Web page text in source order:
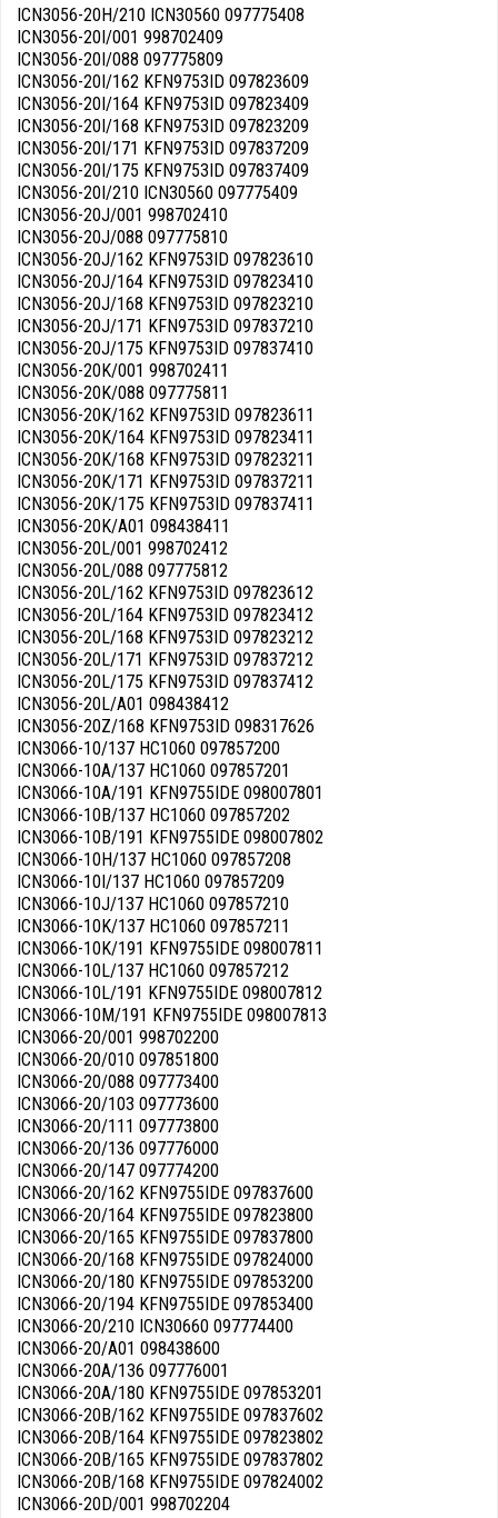
ICN3056-20H/210 ICN30560 097775408
ICN3056-20I/001 998702409
ICN3056-20I/088 097775809
ICN3056-20I/162 KFN9753ID 097823609
ICN3056-20I/164 KFN9753ID 097823409
ICN3056-20I/168 KFN9753ID 097823209
ICN3056-20I/171 KFN9753ID 097837209
ICN3056-20I/175 KFN9753ID 097837409
ICN3056-20I/210 ICN30560 097775409
ICN3056-20J/001 998702410
ICN3056-20J/088 097775810
ICN3056-20J/162 KFN9753ID 097823610
ICN3056-20J/164 KFN9753ID 097823410
ICN3056-20J/168 KFN9753ID 097823210
ICN3056-20J/171 KFN9753ID 097837210
ICN3056-20J/175 KFN9753ID 097837410
ICN3056-20K/001 998702411
ICN3056-20K/088 097775811
ICN3056-20K/162 KFN9753ID 097823611
ICN3056-20K/164 KFN9753ID 097823411
ICN3056-20K/168 KFN9753ID 097823211
ICN3056-20K/171 KFN9753ID 097837211
ICN3056-20K/175 KFN9753ID 097837411
ICN3056-20K/A01 098438411
ICN3056-20L/001 998702412
ICN3056-20L/088 097775812
ICN3056-20L/162 KFN9753ID 097823612
ICN3056-20L/164 KFN9753ID 097823412
ICN3056-20L/168 KFN9753ID 097823212
ICN3056-20L/171 KFN9753ID 097837212
ICN3056-20L/175 KFN9753ID 097837412
ICN3056-20L/A01 098438412
ICN3056-20Z/168 KFN9753ID 098317626
ICN3066-10/137 HC1060 097857200
ICN3066-10A/137 HC1060 097857201
ICN3066-10A/191 KFN9755IDE 098007801
ICN3066-10B/137 HC1060 097857202
ICN3066-10B/191 KFN9755IDE 098007802
ICN3066-10H/137 HC1060 097857208
ICN3066-10I/137 HC1060 097857209
ICN3066-10J/137 HC1060 097857210
ICN3066-10K/137 HC1060 097857211
ICN3066-10K/191 KFN9755IDE 098007811
ICN3066-10L/137 HC1060 097857212
ICN3066-10L/191 KFN9755IDE 098007812
ICN3066-10M/191 KFN9755IDE 098007813
ICN3066-20/001 998702200
ICN3066-20/010 097851800
ICN3066-20/088 097773400
ICN3066-20/103 097773600
ICN3066-20/111 097773800
ICN3066-20/136 097776000
ICN3066-20/147 097774200
ICN3066-20/162 KFN9755IDE 097837600
ICN3066-20/164 KFN9755IDE 097823800
ICN3066-20/165 KFN9755IDE 097837800
ICN3066-20/168 KFN9755IDE 097824000
ICN3066-20/180 KFN9755IDE 097853200
ICN3066-20/194 KFN9755IDE 097853400
ICN3066-20/210 ICN30660 097774400
ICN3066-20/A01 098438600
ICN3066-20A/136 097776001
ICN3066-20A/180 KFN9755IDE 097853201
ICN3066-20B/162 KFN9755IDE 097837602
ICN3066-20B/164 KFN9755IDE 097823802
ICN3066-20B/165 KFN9755IDE 097837802
ICN3066-20B/168 KFN9755IDE 097824002
ICN3066-20D/001 998702204